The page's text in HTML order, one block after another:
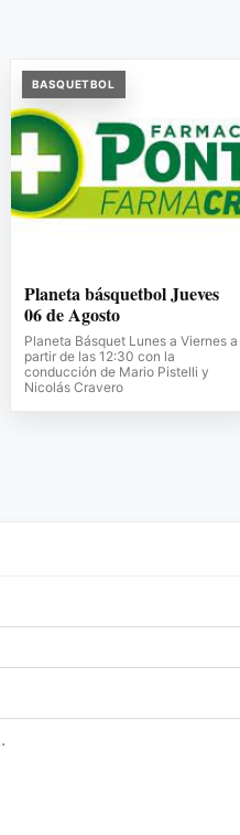
BASQUETBOL
Planeta básquetbol Jueves
06 de Agosto
Planeta Básquet Lunes a Viernes a
partir de las 12:30 con la
conducción de Mario Pistelli y
Nicolás Cravero